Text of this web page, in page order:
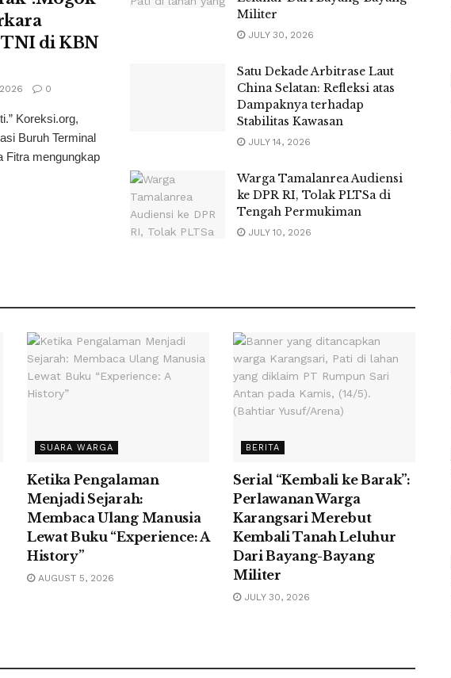
di KBN
0
Koreksi.org,
Buruh Terminal
Fitra mengungkap
Militer
JULY 30, 2026
Satu Dekade Arbitrase Laut
China Selatan: Refleksi atas
Dampaknya terhadap
Stabilitas Kawasan
JULY 14, 2026
Warga Tamalanrea Audiensi
ke DPR RI, Tolak PLTSa di
Tengah Permukiman
JULY 10, 2026
SUARA WARGA
Ketika Pengalaman
Menjadi Sejarah:
Membaca Ulang Manusia
Lewat Buku “Experience: A
History”
AUGUST 5, 2026
BERITA
Serial “Kembali ke Barak”:
Perlawanan Warga
Karangsari Merebut
Kembali Tanah Leluhur
Dari Bayang-Bayang
Militer
JULY 30, 2026